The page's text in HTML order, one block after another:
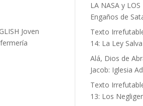
Joven
LA NASA y LOS
Engaños de
Texto
14: La Ley Salva
Alá, Dios de
Jacob: Iglesia
Texto
13: Los